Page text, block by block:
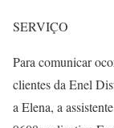
SERVIÇO
Para comunicar
clientes da Enel
a Elena, a